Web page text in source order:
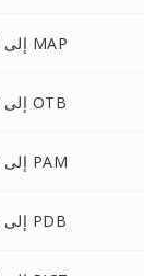
GV إلى MAP
GV إلى OTB
GV إلى PAM
GV إلى PDB